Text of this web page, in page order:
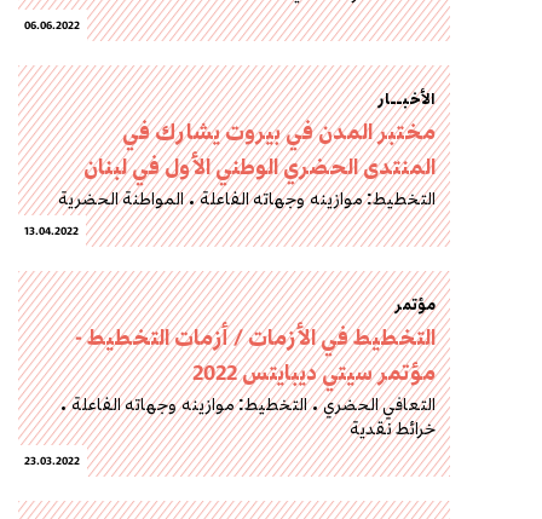
06.06.2022
الأخبــار
مختبر المدن في بيروت يشارك في
المنتدى الحضري الوطني الأول في لبنان
13.04.2022
التخطيط: موازينه وجهاته الفاعلة المواطنة الحضرية
مؤتمر
التخطيط في الأزمات / أزمات التخطيط -
مؤتمر سيتي ديبايتس 2022
23.03.2022
التعافي الحضري التخطيط: موازينه وجهاته الفاعلة
خرائط نقدية